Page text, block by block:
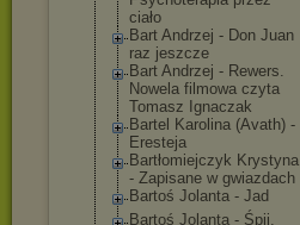
ciało
Bart Andrzej - Don Juan
raz jeszcze
Bart Andrzej - Rewers.
Nowela filmowa czyta
Tomasz Ignaczak
Bartel Karolina (Avath) -
Eresteja
Bartłomiejczyk Krystyna
- Zapisane w gwiazdach
Bartoś Jolanta - Jad
Bartoś Jolanta - Śpij,